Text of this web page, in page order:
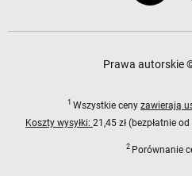
Prawa autorskie
1 Wszystkie ceny zawierają
Koszty wysyłki: 21,45 zł (bezpłatnie
2 Porównanie